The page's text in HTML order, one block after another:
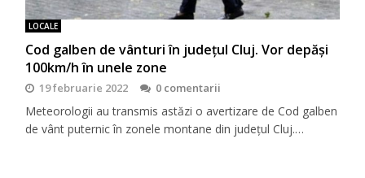
LOCALE
Cod galben de vânturi în județul Cluj. Vor depăși
100km/h în unele zone
19 februarie 2022 0 comentarii
Meteorologii au transmis astăzi o avertizare de Cod galben
de vânt puternic în zonele montane din județul Cluj.…